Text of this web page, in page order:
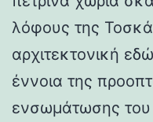
λόφους της
αρχιτεκτονική
έννοια της
ενσωμάτωσης του